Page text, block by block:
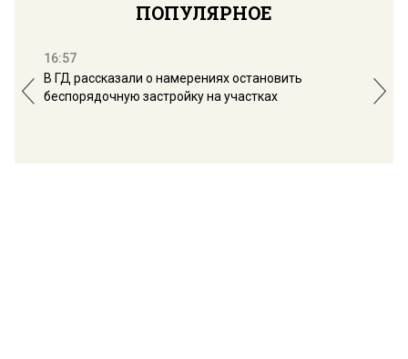
ПОПУЛЯРНОЕ
16:57
В ГД рассказали о намерениях остановить
беспорядочную застройку на участках